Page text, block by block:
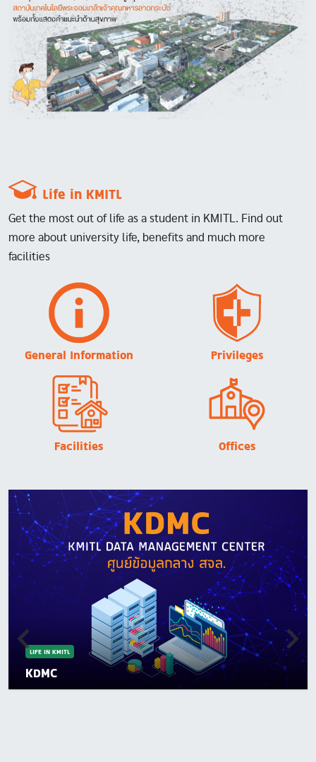
Life in KMITL
Get the most out of life as a student in KMITL. Find out
more about university life, benefits and much more
facilities
Image
General Information
Image
Privileges
Image
Facilities
Image
Offices
LIFE IN KMITL
KDMC